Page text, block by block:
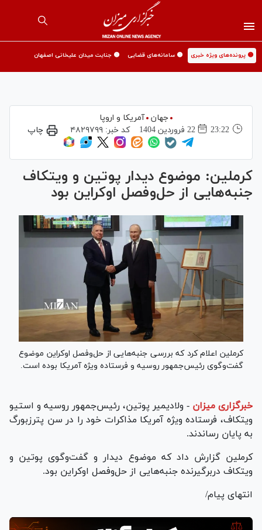
🟡 پرونده‌های ویژه خبری 🟡 سامانه‌های قضایی 🟡 جنایت میدان علیخانی اصفهان
جهان
آمریکا و اروپا
23:22
22 فروردين 1404 کد خبر:۴۸۲۹۷۹۹ چاپ
کرملین: موضوع دیدار پوتین و ویتکاف
جنبه‌هایی از حل‌وفصل اوکراین بود
کرملین اعلام کرد که بررسی جنبه‌هایی از حل‌وفصل اوکراین موضوع
گفت‌وگوی رئیس‌جمهور روسیه و فرستاده ویژه آمریکا بوده است.
خبرگزاری میزان - ولادیمیر پوتین، رئیس‌جمهور روسیه و استیو
ویتکاف، فرستاده ویژه آمریکا مذاکرات خود را در سن پترزبورگ
به پایان رساندند.
کرملین گزارش داد که موضوع دیدار و گفت‌وگوی پوتین و
ویتکاف دربرگیرنده جنبه‌هایی از حل‌وفصل اوکراین بود.
انتهای پیام/